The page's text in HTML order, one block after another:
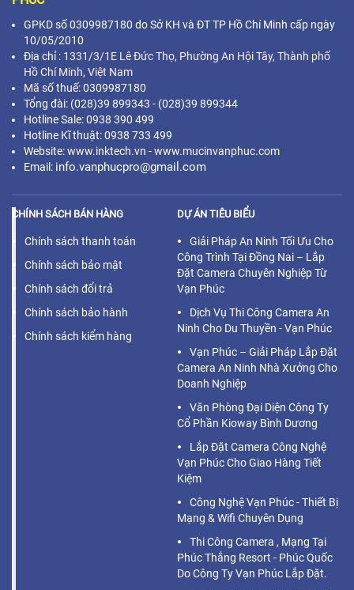
GPKD số 0309987180 do Sở KH và ĐT TP Hồ Chí Minh cấp ngày
10/05/2010
Địa chỉ : 1331/3/1E Lê Đức Thọ, Phường An Hội Tây, Thành phố
Hồ Chí Minh, Việt Nam
Mã số thuế: 0309987180
Tổng đài: (028)39 899343 - (028)39 899344
Hotline Sale: 0938 390 499
Hotline Kĩ thuật: 0938 733 499
Website: www.inktech.vn - www.mucinvanphuc.com
Email: info.vanphucpro@gmail.com
CHÍNH SÁCH BÁN HÀNG
Chính sách thanh toán
Chính sách bảo mật
Chính sách đổi trả
Chính sách bảo hành
Chính sách kiểm hàng
DỰ ÁN TIÊU BIỂU
Giải Pháp An Ninh Tối Ưu Cho
Công Trình Tại Đồng Nai – Lắp
Đặt Camera Chuyên Nghiệp Từ
Vạn Phúc
Dịch Vụ Thi Công Camera An
Ninh Cho Du Thuyền - Vạn Phúc
Vạn Phúc – Giải Pháp Lắp Đặt
Camera An Ninh Nhà Xưởng Cho
Doanh Nghiệp
Văn Phòng Đại Diện Công Ty
Cổ Phần Kioway Bình Dương
Lắp Đặt Camera Công Nghệ
Vạn Phúc Cho Giao Hàng Tiết
Kiệm
Công Nghệ Vạn Phúc - Thiết Bị
Mạng & Wifi Chuyên Dụng
Thi Công Camera , Mạng Tại
Phúc Thắng Resort - Phúc Quốc
Do Công Ty Vạn Phúc Lắp Đặt.